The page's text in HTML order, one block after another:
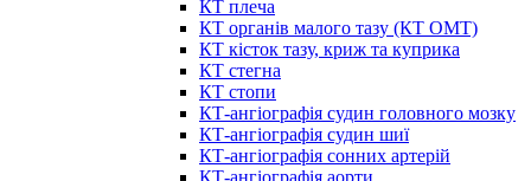
КТ плеча
КТ органів малого тазу (КТ ОМТ)
КТ кісток тазу, криж та куприка
КТ стегна
КТ стопи
КТ-ангіографія судин головного мозку
КТ-ангіографія судин шиї
КТ-ангіографія сонних артерій
КТ-ангіографія аорти